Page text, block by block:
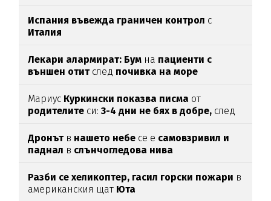
Испания въвежда граничен контрол с
Италия
Лекари алармират: Бум на пациенти с
външен отитслед почивка на море
Мариус Куркински показва писма от
родителите си:3-4 дни не бях в добре, след
Дронътв нашето небе се е самовзривил и
паднал в слънчогледова нива
Разби се хеликоптер, гасил горски пожари в
американския щат Юта